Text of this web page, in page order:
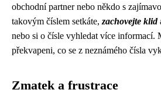
obchodní partner nebo někdo s
takovým číslem setkáte, zachovejte klid
nebo si o čísle vyhledat více informací.
překvapeni, co se z neznámého čísla
Zmatek a frustrace